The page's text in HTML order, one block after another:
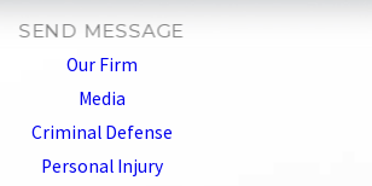
SEND MESSAGE
Our Firm
Media
Criminal Defense
Personal Injury